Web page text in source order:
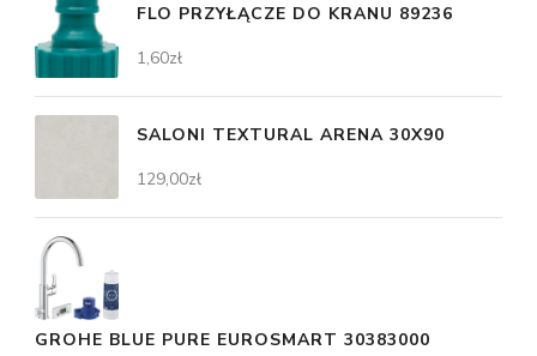
FLO PRZYŁĄCZE DO KRANU 89236
1,60zł
SALONI TEXTURAL ARENA 30X90
129,00zł
GROHE BLUE PURE EUROSMART 30383000